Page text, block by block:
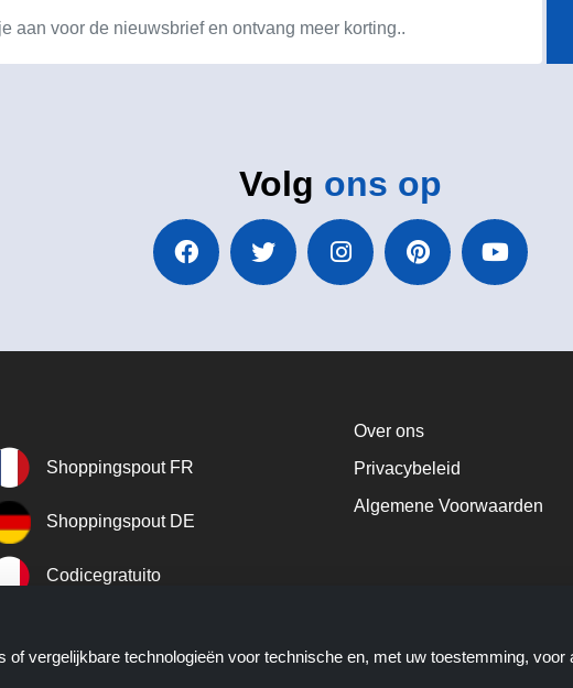
Volg ons op
Shoppingspout FR
Shoppingspout DE
Codicegratuito
Over ons
Privacybeleid
Algemene Voorwaarden
vergelijkbare technologieën voor technische en, met uw toestemming,